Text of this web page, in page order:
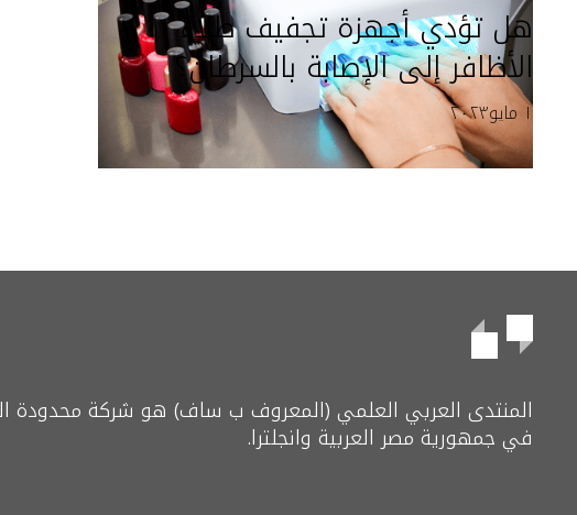
هل تؤدي أجهزة تجفيف طلاء
الأظافر إلى الإصابة بالسرطان؟
١ مايو٢٠٢٣
المنتدى العربي العلمي (المعروف ب ساف) هو شركة محدودة
في جمهورية مصر العربية وانجلترا.